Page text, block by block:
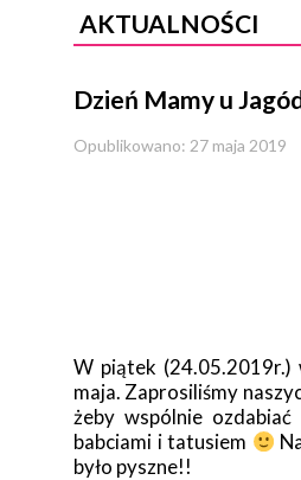
AKTUALNOŚCI
Dzień Mamy u
Opublikowano: 27 maja 2019
W piątek (24.05.2019r.)
maja. Zaprosiliśmy
żeby wspólnie
babciami i tatusiem
było pyszne!!